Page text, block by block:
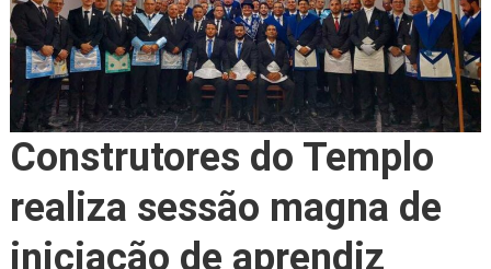
Construtores do Templo
realiza sessão magna de
iniciação de aprendiz